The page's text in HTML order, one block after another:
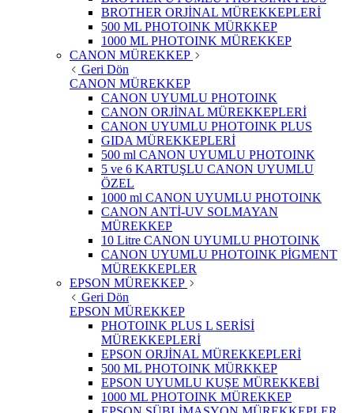
BROTHER ORJİNAL MÜREKKEPLERİ
500 ML PHOTOINK MÜRKKEP
1000 ML PHOTOINK MÜREKKEP
CANON MÜREKKEP
Geri Dön
CANON MÜREKKEP
CANON UYUMLU PHOTOINK
CANON ORJİNAL MÜREKKEPLERİ
CANON UYUMLU PHOTOINK PLUS
GIDA MÜREKKEPLERİ
500 ml CANON UYUMLU PHOTOINK
5 ve 6 KARTUŞLU CANON UYUMLU
ÖZEL
1000 ml CANON UYUMLU PHOTOINK
CANON ANTİ-UV SOLMAYAN
MÜREKKEP
10 Litre CANON UYUMLU PHOTOINK
CANON UYUMLU PHOTOINK PİGMENT
MÜREKKEPLER
EPSON MÜREKKEP
Geri Dön
EPSON MÜREKKEP
PHOTOINK PLUS L SERİSİ
MÜREKKEPLERİ
EPSON ORJİNAL MÜREKKEPLERİ
500 ML PHOTOINK MÜRKKEP
EPSON UYUMLU KUŞE MÜREKKEBİ
1000 ML PHOTOINK MÜREKKEP